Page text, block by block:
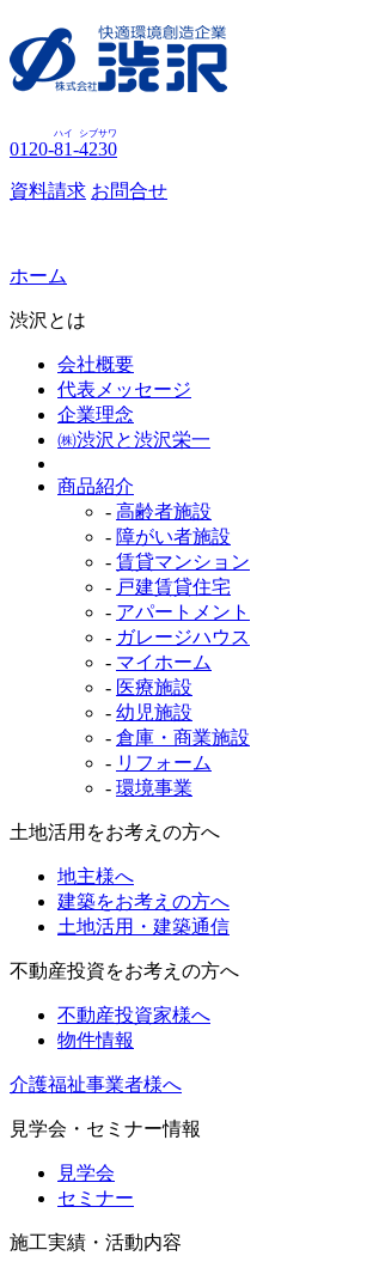
0120-81
ハイ
-4230
シブサワ
資料請求 お問合せ
ホーム
渋沢とは
会社概要
代表メッセージ
企業理念
㈱渋沢と渋沢栄一
商品紹介
- 高齢者施設
- 障がい者施設
- 賃貸マンション
- 戸建賃貸住宅
- アパートメント
- ガレージハウス
- マイホーム
- 医療施設
- 幼児施設
- 倉庫・商業施設
- リフォーム
- 環境事業
土地活用をお考えの方へ
地主様へ
建築をお考えの方へ
土地活用・建築通信
不動産投資をお考えの方へ
不動産投資家様へ
物件情報
介護福祉事業者様へ
見学会・セミナー情報
見学会
セミナー
施工実績・活動内容